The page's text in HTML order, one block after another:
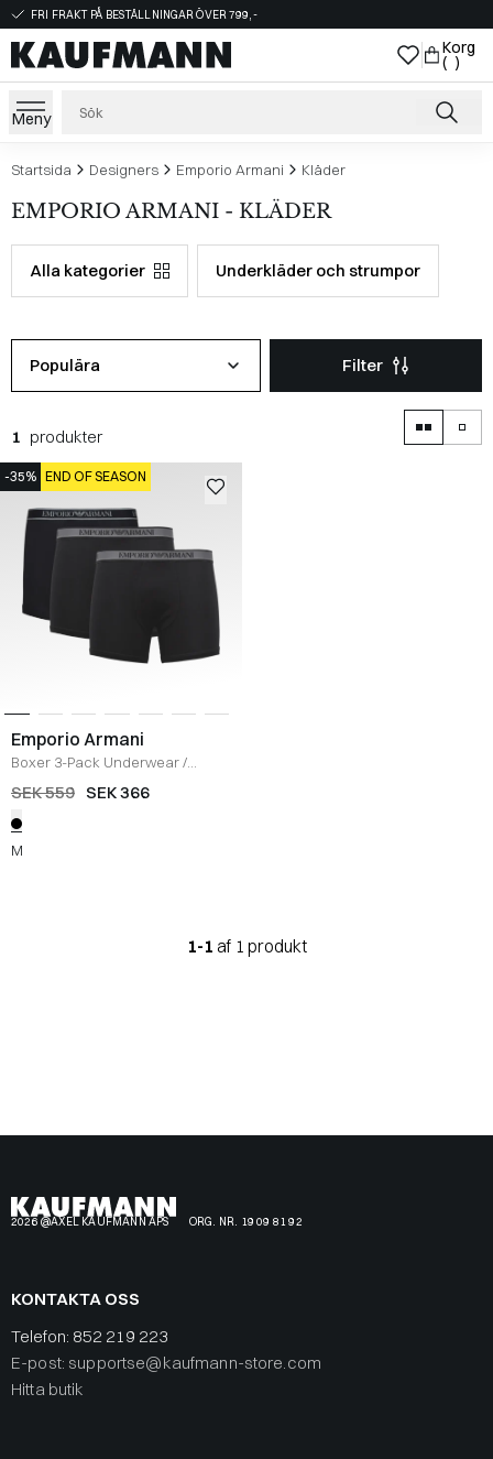
FRI FRAKT PÅ BESTÄLLNINGAR ÖVER 799,-
Korg
( )
Meny
Startsida Designers Emporio Armani Kläder
EMPORIO ARMANI - KLÄDER
Alla kategorier Underkläder och strumpor
Populära Filter
1 produkter
-35% END OF SEASON
Emporio Armani
Boxer 3-Pack Underwear/
BLACK
SEK 559 SEK 366
M
1-1 af 1 produkt
2026 @AXEL KAUFMANN APS ORG. NR. 19 09 81 92
KONTAKTA OSS
Telefon: 852 219 223
E-post: supportse@kaufmann-store.com
Hitta butik